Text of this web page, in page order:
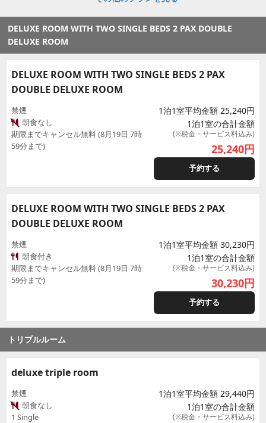
DELUXE ROOM WITH TWO SINGLE BEDS 2 PAX DOUBLE
DELUXE ROOM
DELUXE ROOM WITH TWO SINGLE BEDS 2 PAX
DOUBLE DELUXE ROOM
禁煙
朝食なし
期限までキャンセル無料 (8月19日 7時
59分まで)
1泊1室平均金額 25,240円
1泊1室の合計金額
(※税金・サービス料込み)
25,240円
予約する
DELUXE ROOM WITH TWO SINGLE BEDS 2 PAX
DOUBLE DELUXE ROOM
禁煙
朝食付き
期限までキャンセル無料 (8月19日 7時
59分まで)
1泊1室平均金額 30,230円
1泊1室の合計金額
(※税金・サービス料込み)
30,230円
予約する
トリプルルーム
deluxe triple room
禁煙
朝食なし
1 Single
1泊1室平均金額 29,440円
1泊1室の合計金額
(※税金・サービス料込み)